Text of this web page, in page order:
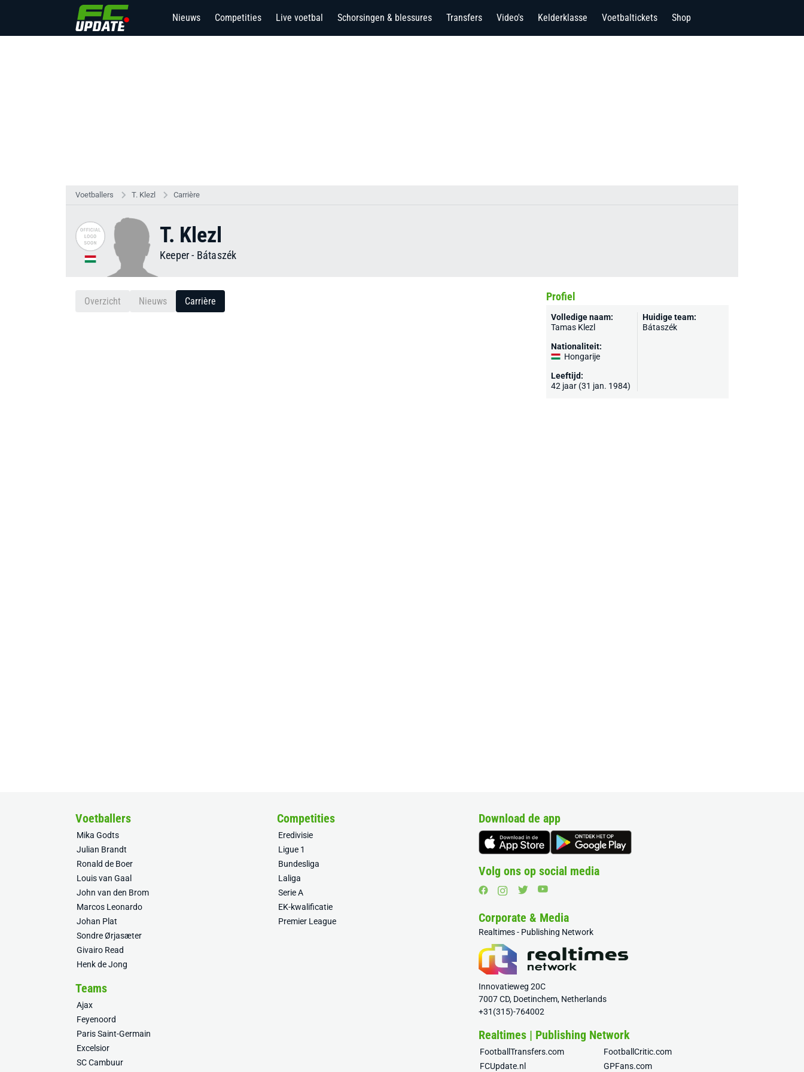
Nieuws Competities Live voetbal Schorsingen & blessures Transfers Video's Kelderklasse Voetbaltickets Shop
Voetballers T. Klezl Carrière
T. Klezl
Keeper- Bátaszék
Overzicht Nieuws Carrière Profiel
Volledige naam:
Tamas Klezl
Nationaliteit:
Hongarije
Leeftijd:
42 jaar (31 jan. 1984)
Huidige team:
Bátaszék
Voetballers
Mika Godts
Julian Brandt
Ronald de Boer
Louis van Gaal
John van den Brom
Marcos Leonardo
Johan Plat
Sondre Ørjasæter
Givairo Read
Henk de Jong
Competities
Eredivisie
Ligue 1
Bundesliga
Laliga
Serie A
EK-kwalificatie
Premier League
Teams
Ajax
Feyenoord
Paris Saint-Germain
Excelsior
SC Cambuur
Download de app
Volg ons op social media
Corporate & Media
Realtimes - Publishing Network
Innovatieweg 20C
7007 CD, Doetinchem, Netherlands
+31(315)-764002
Realtimes | Publishing Network
FootballTransfers.com
FootballCritic.com
FCUpdate.nl
GPFans.com